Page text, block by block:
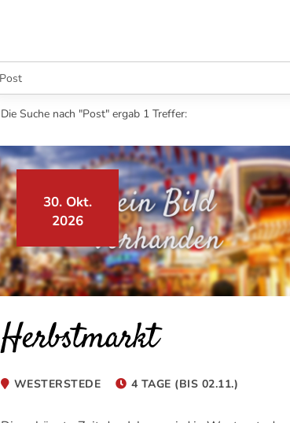
Die Suche nach "Post" ergab 1 Treffer:
30. Okt.
2026
Herbstmarkt
WESTERSTEDE 4 TAGE (BIS 02.11.)